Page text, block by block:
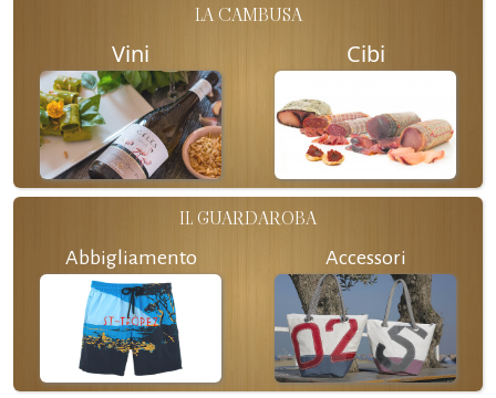
LA CAMBUSA
Vini Cibi
IL GUARDAROBA
Abbigliamento Accessori